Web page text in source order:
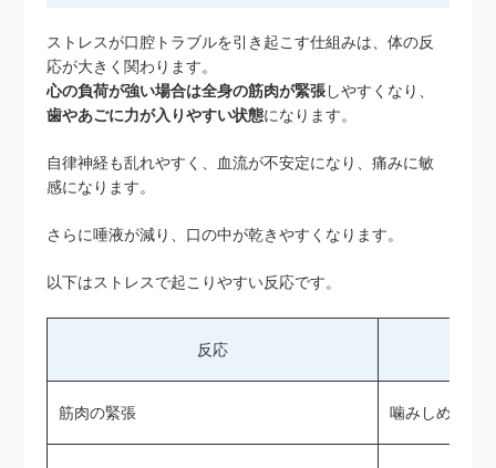
ストレスが口腔トラブルを引き起こす仕組みは、体の反
応が大きく関わります。
心の負荷が強い場合は全身の筋肉が緊張しやすくなり、
歯やあごに力が入りやすい状態になります。
自律神経も乱れやすく、血流が不安定になり、痛みに敏
感になります。
さらに唾液が減り、口の中が乾きやすくなります。
以下はストレスで起こりやすい反応です。
反応
筋肉の緊張 噛みしめが増